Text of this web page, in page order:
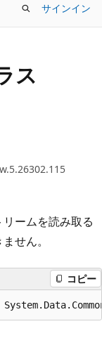
サインイン
ス
ームを読み取る
せん。
コピー